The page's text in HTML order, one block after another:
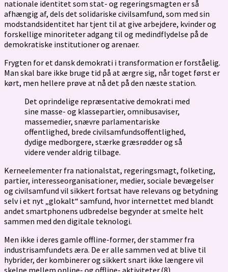
nationale identitet som stat- og regeringsmagten er så
afhængig af, dels det solidariske civilsamfund, som med sin
modstands­identitet har tjent til at give arbejdere, kvinder og
forskellige minoriteter adgang til og medindflydelse på de
demokratiske institutioner og arenaer.
Frygten for et dansk demokrati i transformation er forståelig.
Man skal bare ikke bruge tid på at ærgre sig, når toget først er
kørt, men hellere prøve at nå det på den næste station.
Det oprindelige repræsentative demokrati med
sine masse- og klassepartier, omnibusaviser,
massemedier, snævre parlamentariske
offentlighed, brede civilsamfundsoffentlighed,
dydige medborgere, stærke græsrødder og så
videre vender aldrig tilbage.
Kerneelementer fra nationalstat, regeringsmagt, folketing,
partier, interesseorganisationer, medier, sociale bevægelser
og civilsamfund vil sikkert fortsat have relevans og betydning
selv i et nyt „glokalt“ samfund, hvor internettet med blandt
andet smartphonens udbredelse begynder at smelte helt
sammen med den digitale teknologi.
Men ikke i deres gamle off­line-former, der stammer fra
industrisamfundets æra. De er alle sammen ved at blive til
hybrider, der kombinerer og sikkert snart ikke længere vil